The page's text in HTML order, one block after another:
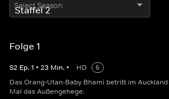
Select Season
Folge 1
S2 Ep.1 • 23 Min. • HD
6
Das Orang-Utan-Baby Bhami betritt im
Mal das Außengehege.